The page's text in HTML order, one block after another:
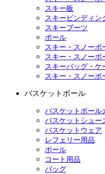
スキー板
スキービンディン
スキーブーツ
ポール
スキー・スノーボ
スキー・スノーボ
スキーバッグ・ケ
スキー・スノーボ
バスケットボール
バスケットボール
バスケットシュー
バスケットウェア
レフェリー用品
ボール
コート用品
バッグ